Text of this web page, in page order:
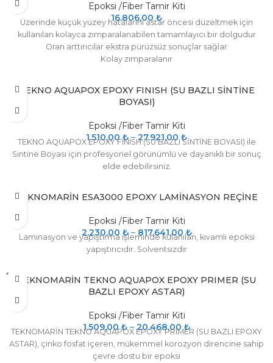
Epoksi /Fiber Tamir Kiti
16.806,00₺
Üzerinde küçük yüzey hatalarını astar öncesi düzeltmek için
kullanılan kolayca zımparalanabilen tamamlayıcı bir dolgudur
Oran arttırıcılar ekstra pürüzsüz sonuçlar sağlar
Kolay zımparalanır
TEKNO AQUAPOX EPOXY FINISH (SU BAZLI SİNTİNE
BOYASI)
Epoksi /Fiber Tamir Kiti
1.510,00₺ –27.921,00₺
TEKNO AQUAPOX EPOXY FINISH (SU BAZLI SİNTİNE BOYASI) ile
Sintine Boyası için profesyonel görünümlü ve dayanıklı bir sonuç
elde edebilirsiniz.
TEKNOMARİN ESA3000 EPOXY LAMİNASYON REÇİNE
Epoksi /Fiber Tamir Kiti
2.230,00 ₺ – 817.641,00₺
Laminasyon ve yapıştırma işleminde kulanılan, kıvamlı epoksi
yapıştırıcıdır. Solventsizdir
SOLD
OUTTEKNOMARİN TEKNO AQUAPOX EPOXY PRIMER (SU
BAZLI EPOXY ASTAR)
Epoksi /Fiber Tamir Kiti
1.509,00₺ – 20.468,00₺
TEKNOMARİN TEKNO AQUAPOX EPOXY PRIMER (SU BAZLI EPOXY
ASTAR), çinko fosfat içeren, mükemmel korozyon direncine sahip
çevre dostu bir epoksi